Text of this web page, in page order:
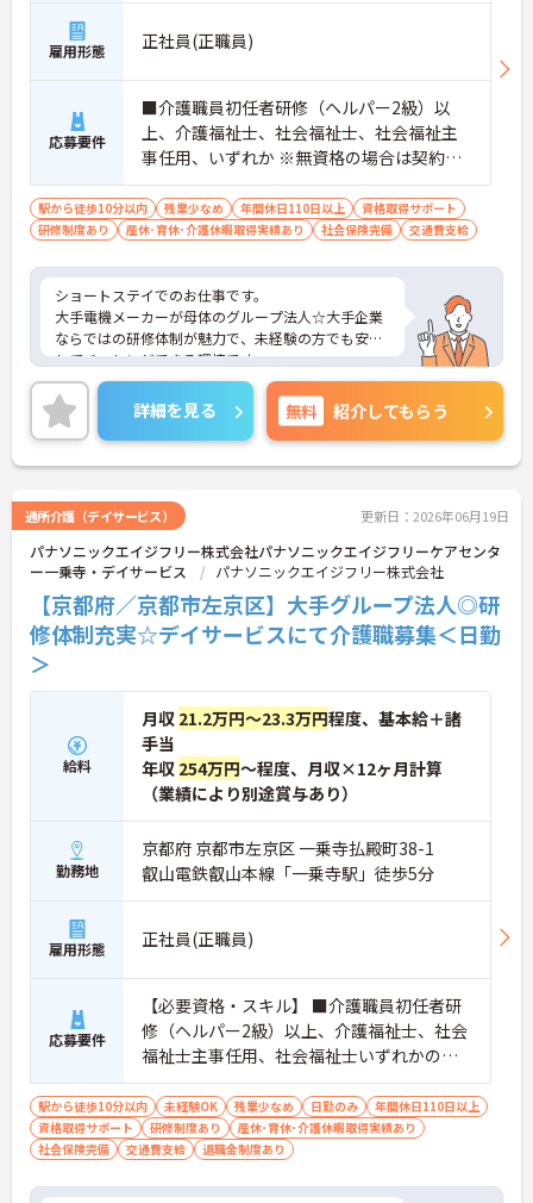
雇用形態 正社員(正職員)
応募要件
■介護職員初任者研修（ヘルパー2級）以
上、介護福祉士、社会福祉士、社会福祉主
事任用、いずれか ※無資格の場合は契約社
員入社スタート ■普通自動車運転免許（AT
限定可）
駅から徒歩10分以内 残業少なめ 年間休日110日以上
資格取得サポート
研修制度あり
産休･育休･介護休暇取得実績あり 社会保険完備 交通費支給
ショートステイでのお仕事です。
大手電機メーカーが母体のグループ法人☆大手企業
ならではの研修体制が魅力で、未経験の方でも安心
してチャレンジできる環境です。
また、年間休日114日とお休みも多め、メリハリを
つけてはたらくことができます。
ご興味のある方には、面接対策ポイントなど、さら
に詳細をお話いたしますので、お気軽にご相談くだ
さい。
詳細を見る 無料 紹介してもらう
通所介護（デイサービス） 更新日：2026年06月19日
パナソニックエイジフリー株式会社パナソニックエイジフリーケアセンタ
ー一乗寺・デイサービス
パナソニックエイジフリー株式会社
【京都府／京都市左京区】大手グループ法人◎研
修体制充実☆デイサービスにて介護職募集＜日勤
＞
給料
月収 21.2万円～23.3万円程度、基本給＋諸
手当
年収 254万円～程度、月収×12ヶ月計算
（業績により別途賞与あり）
勤務地
京都府 京都市左京区 一乗寺払殿町38-1
叡山電鉄叡山本線「一乗寺駅」徒歩5分
雇用形態 正社員(正職員)
応募要件
【必要資格・スキル】 ■介護職員初任者研
修（ヘルパー2級）以上、介護福祉士、社会
福祉士主事任用、社会福祉士いずれかの資
格をお持ちの方 ■普通自動車運転免許（AT
限定可）
駅から徒歩10分以内 未経験OK 残業少なめ 日勤のみ
年間休日110日以上
資格取得サポート
研修制度あり
産休･育休･介護休暇取得実績あり
社会保険完備
交通費支給 退職金制度あり